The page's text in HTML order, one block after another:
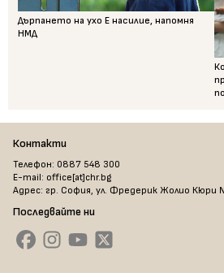
Дърпането на ухо Е насилие, напомня
НМД
Контакти
Телефон: 0887 548 300
E-mail: office[at]chr.bg
Адрес: гр. София, ул. Фредерик Жолио Кюри
Последвайте ни